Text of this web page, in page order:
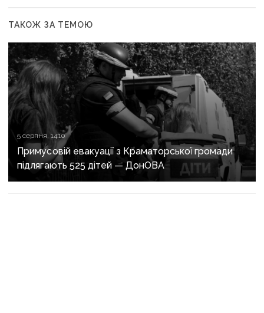
ТАКОЖ ЗА ТЕМОЮ
5 серпня, 14:10
Примусовій евакуації з Краматорської громади
підлягають 525 дітей — ДонОВА